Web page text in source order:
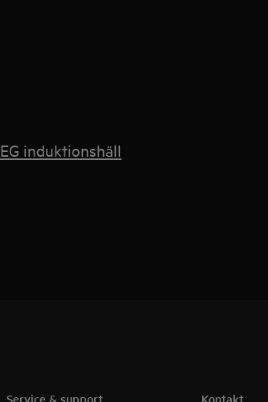
induktionshäll
Service & support Kontakt